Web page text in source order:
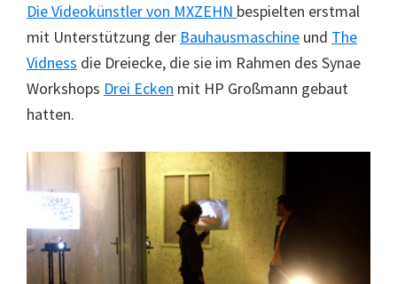
Die Videokünstler von MXZEHN bespielten erstmal
mit Unterstützung der Bauhausmaschine und The
Vidness die Dreiecke, die sie im Rahmen des Synae
Workshops Drei Ecken mit HP Großmann gebaut
hatten.